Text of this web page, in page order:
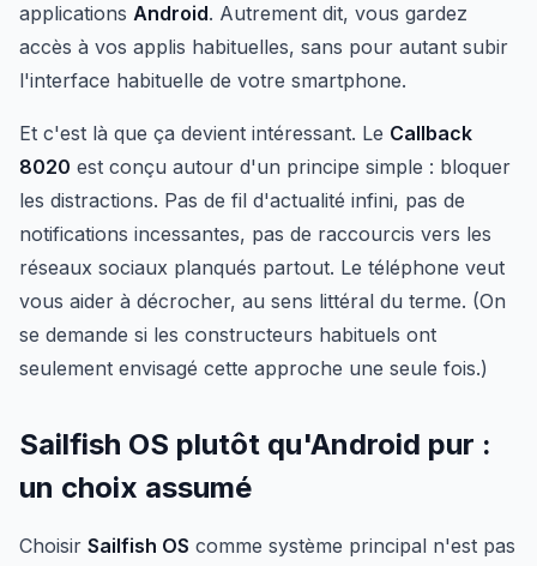
applications Android. Autrement dit, vous gardez
accès à vos applis habituelles, sans pour autant subir
l'interface habituelle de votre smartphone.
Et c'est là que ça devient intéressant. Le Callback
8020 est conçu autour d'un principe simple : bloquer
les distractions. Pas de fil d'actualité infini, pas de
notifications incessantes, pas de raccourcis vers les
réseaux sociaux planqués partout. Le téléphone veut
vous aider à décrocher, au sens littéral du terme. (On
se demande si les constructeurs habituels ont
seulement envisagé cette approche une seule fois.)
Sailfish OS plutôt qu'Android pur :
un choix assumé
Choisir Sailfish OS comme système principal n'est pas